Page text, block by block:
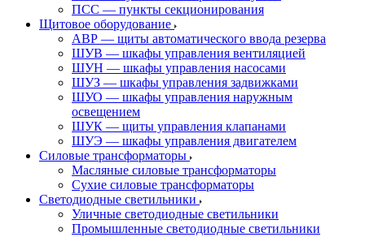
ПСС — пункты секционирования
Щитовое оборудование
АВР — щиты автоматического ввода резерва
ШУВ — шкафы управления вентиляцией
ШУН — шкафы управления насосами
ШУЗ — шкафы управления задвижками
ШУО — шкафы управления наружным
освещением
ШУК — щиты управления клапанами
ШУЭ — шкафы управления двигателем
Силовые трансформаторы
Масляные силовые трансформаторы
Сухие силовые трансформаторы
Светодиодные светильники
Уличные светодиодные светильники
Промышленные светодиодные светильники